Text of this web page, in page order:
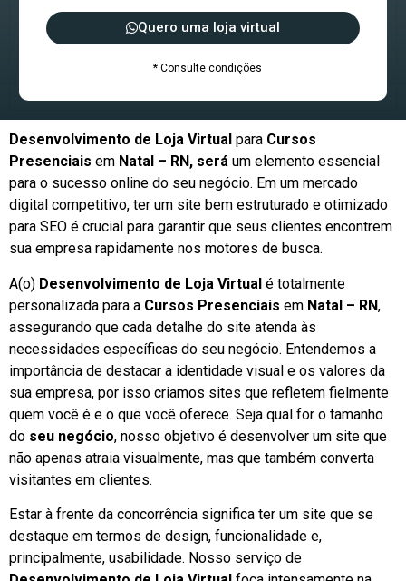
Quero uma loja virtual
* Consulte condições
Desenvolvimento de Loja Virtual para Cursos
Presenciais em Natal – RN, será um elemento essencial
para o sucesso online do seu negócio. Em um mercado
digital competitivo, ter um site bem estruturado e otimizado
para SEO é crucial para garantir que seus clientes encontrem
sua empresa rapidamente nos motores de busca.
A(o) Desenvolvimento de Loja Virtual é totalmente
personalizada para a Cursos Presenciais em Natal – RN,
assegurando que cada detalhe do site atenda às
necessidades específicas do seu negócio. Entendemos a
importância de destacar a identidade visual e os valores da
sua empresa, por isso criamos sites que refletem fielmente
quem você é e o que você oferece. Seja qual for o tamanho
do seu negócio, nosso objetivo é desenvolver um site que
não apenas atraia visualmente, mas que também converta
visitantes em clientes.
Estar à frente da concorrência significa ter um site que se
destaque em termos de design, funcionalidade e,
principalmente, usabilidade. Nosso serviço de